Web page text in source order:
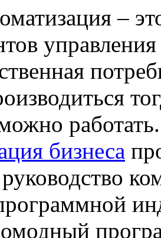
–
бизнеса